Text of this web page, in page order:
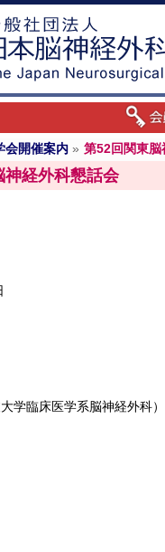
会開催案内 » 第52回関東
神経外科懇話会
学臨床医学系脳神経外科）